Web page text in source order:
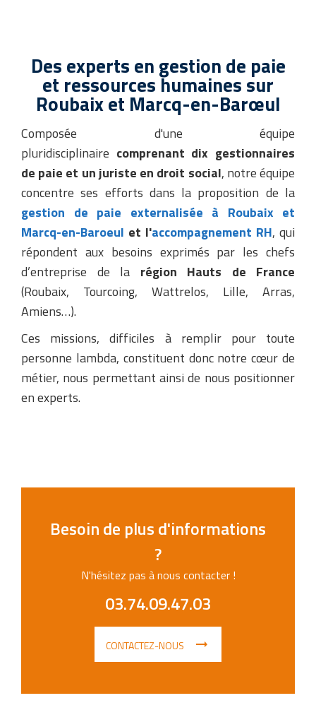
Des experts en gestion de paie
et ressources humaines sur
Roubaix et Marcq-en-Barœul
Composée d'une équipe
pluridisciplinaire comprenant dix gestionnaires
de paie et un juriste en droit social, notre équipe
concentre ses efforts dans la proposition de la
gestion de paie externalisée à Roubaix et
Marcq-en-Baroeul et l'accompagnement RH, qui
répondent aux besoins exprimés par les chefs
d’entreprise de la région Hauts de France
(Roubaix, Tourcoing, Wattrelos, Lille, Arras,
Amiens…).
Ces missions, difficiles à remplir pour toute
personne lambda, constituent donc notre cœur de
métier, nous permettant ainsi de nous positionner
en experts.
Besoin de plus d'informations
?
N'hésitez pas à nous contacter !
03.74.09.47.03
CONTACTEZ-NOUS